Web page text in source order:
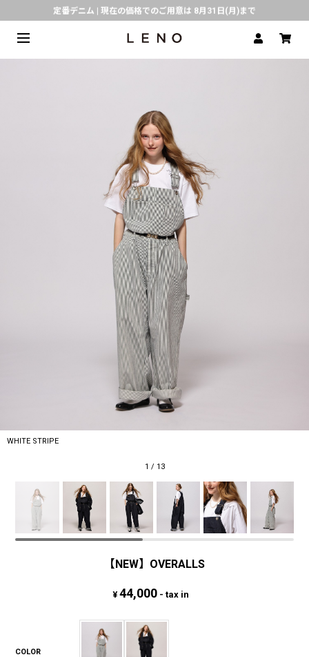
定番デニム | 現在の価格でのご用意は 8月31日(月)まで
熊本県で発生した地震の影響による配送遅延について
倉庫移転に伴う出荷業務停止およびスケジュールのご案内
【NEW】OVERALLS
¥44,000 - tax in
COLOR
WHITE STRIPE
1 / 13